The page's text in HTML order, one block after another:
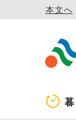
本文へ